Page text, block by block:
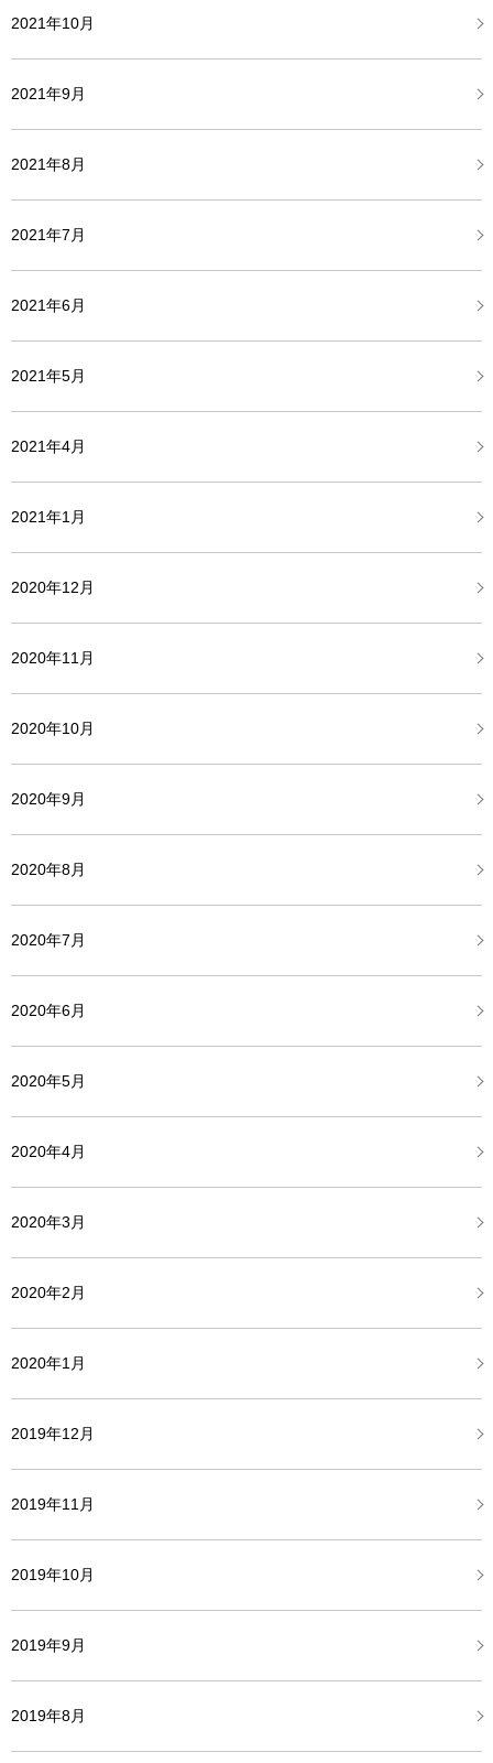
2021年10月
2021年9月
2021年8月
2021年7月
2021年6月
2021年5月
2021年4月
2021年1月
2020年12月
2020年11月
2020年10月
2020年9月
2020年8月
2020年7月
2020年6月
2020年5月
2020年4月
2020年3月
2020年2月
2020年1月
2019年12月
2019年11月
2019年10月
2019年9月
2019年8月